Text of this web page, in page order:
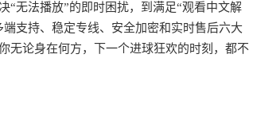
“无法播放”的即时困扰，到满足“观看中文解
支持、稳定专线、安全加密和实时售后六大
无论身在何方，下一个进球狂欢的时刻，都不